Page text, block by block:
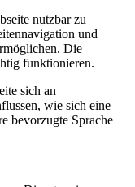
nutzbar zu
und
Die
funktionieren.
sich an
wie sich eine
bevorzugte Sprache